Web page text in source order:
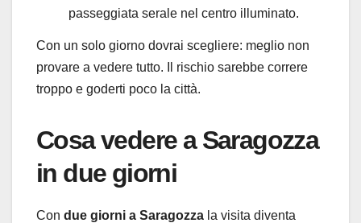
passeggiata serale nel centro illuminato.
Con un solo giorno dovrai scegliere: meglio non
provare a vedere tutto. Il rischio sarebbe correre
troppo e goderti poco la città.
Cosa vedere a Saragozza
in due giorni
Con due giorni a Saragozza la visita diventa